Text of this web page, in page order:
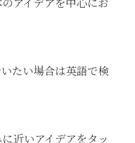
アイデアを中心にお
たい場合は英語で検
近いアイデアをタッ